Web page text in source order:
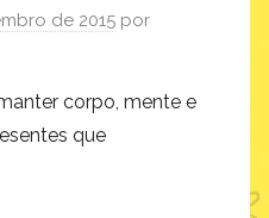
de 2015 por
corpo, mente e
que